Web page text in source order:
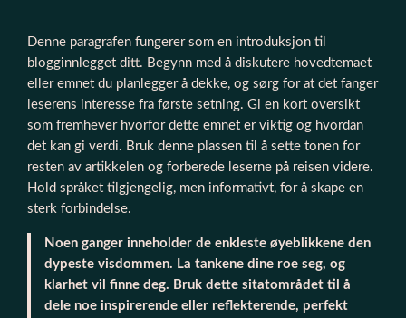
Denne paragrafen fungerer som en introduksjon til
blogginnlegget ditt. Begynn med å diskutere hovedtemaet
eller emnet du planlegger å dekke, og sørg for at det fanger
leserens interesse fra første setning. Gi en kort oversikt
som fremhever hvorfor dette emnet er viktig og hvordan
det kan gi verdi. Bruk denne plassen til å sette tonen for
resten av artikkelen og forberede leserne på reisen videre.
Hold språket tilgjengelig, men informativt, for å skape en
sterk forbindelse.
Noen ganger inneholder de enkleste øyeblikkene den
dypeste visdommen. La tankene dine roe seg, og
klarhet vil finne deg. Bruk dette sitatområdet til å
dele noe inspirerende eller reflekterende, perfekt